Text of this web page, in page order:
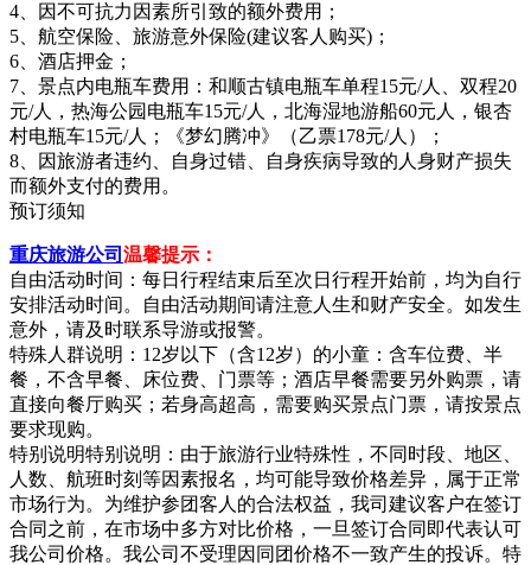
4、因不可抗力因素所引致的额外费用；
5、航空保险、旅游意外保险(建议客人购买)；
6、酒店押金；
7、景点内电瓶车费用：和顺古镇电瓶车单程15元/人、双程20
元/人，热海公园电瓶车15元/人，北海湿地游船60元人，银杏
村电瓶车15元/人；《梦幻腾冲》（乙票178元/人）；
8、因旅游者违约、自身过错、自身疾病导致的人身财产损失
而额外支付的费用。
预订须知
重庆旅游公司 温馨提示：
自由活动时间：每日行程结束后至次日行程开始前，均为自行
安排活动时间。自由活动期间请注意人生和财产安全。如发生
意外，请及时联系导游或报警。
特殊人群说明：12岁以下（含12岁）的小童：含车位费、半
餐，不含早餐、床位费、门票等；酒店早餐需要另外购票，请
直接向餐厅购买；若身高超高，需要购买景点门票，请按景点
要求现购。
特别说明特别说明：由于旅游行业特殊性，不同时段、地区、
人数、航班时刻等因素报名，均可能导致价格差异，属于正常
市场行为。为维护参团客人的合法权益，我司建议客户在签订
合同之前，在市场中多方对比价格，一旦签订合同即代表认可
我公司价格。我公司不受理因同团价格不一致产生的投诉。特